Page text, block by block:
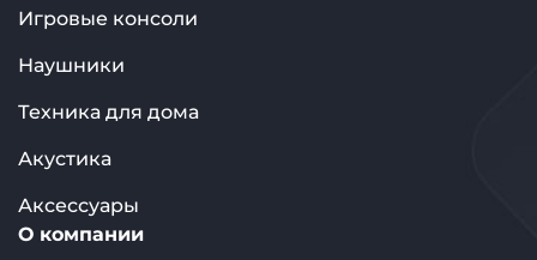
Игровые консоли
Наушники
Техника для дома
Акустика
Аксессуары
О компании